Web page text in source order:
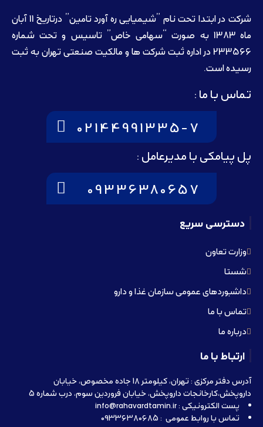
شرکت در ابتدا تحت نام ”شیمیایی ره آورد تامين” درتاريخ 11 آبان
ماه 1383 به صورت “سهامی خاص” تاسيس و تحت شماره
233566 در اداره ثبت شرکت ها و مالکيت صنعتی تهران به ثبت
رسيده است.
تماس با ما :
02144991335-7
پل پیامکی با مدیرعامل :
09336380657
دسترسی سریع
وزارت تعاون
شستا
داشبوردهای عمومی سازمان غذا و دارو
تماس با ما
درباره ما
ارتباط با ما
آدرس دفتر مرکزی : تهران، کیلومتر 18 جاده مخصوص، خیابان
داروپخش،کارخانجات داروپخش، خیابان فروردین سوم، درب شماره 5
پست الکترونیکی : info@rahavardtamin.ir
تماس با روابط عمومی : 09336380685